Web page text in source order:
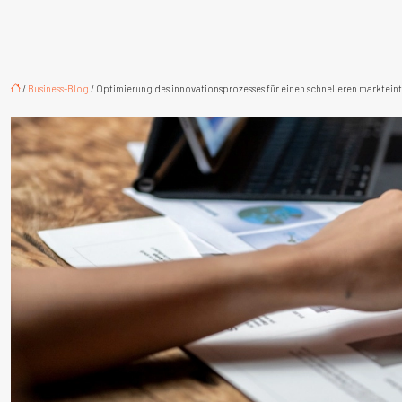
/ Business-Blog / Optimierung des innovationsprozesses für einen schnelleren